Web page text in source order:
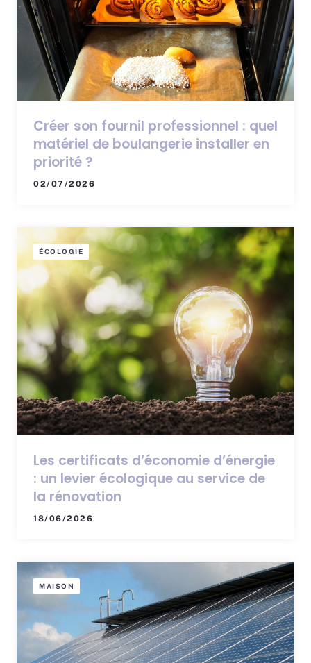
Créer son fournil professionnel : quel
matériel de boulangerie installer en
priorité ?
02/07/2026
ÉCOLOGIE
Les certificats d’économie d’énergie
: un levier écologique au service de
la rénovation
18/06/2026
MAISON